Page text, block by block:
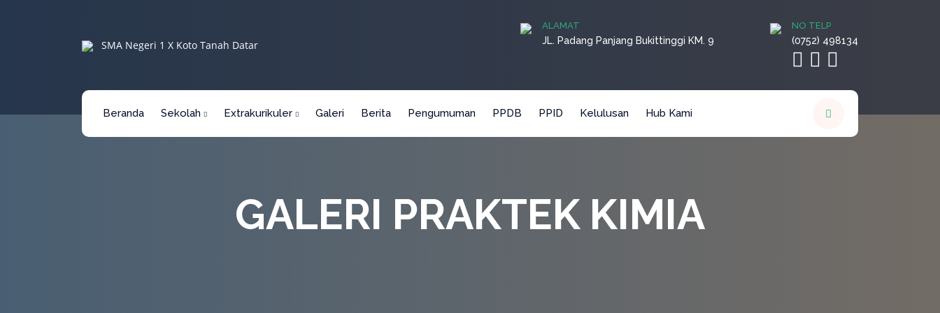
SMA Negeri 1 X Koto Tanah Datar
ALAMAT
JL. Padang Panjang Bukittinggi KM. 9
NO TELP
(0752) 498134
Beranda Sekolah Extrakurikuler Galeri Berita Pengumuman PPDB PPID Kelulusan Hub Kami
GALERI PRAKTEK KIMIA